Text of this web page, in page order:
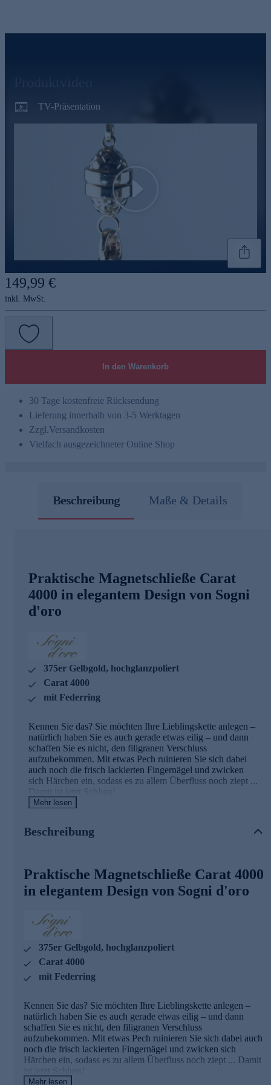
TV-Präsentation
Play
149,99 €
inkl. MwSt.
In den Warenkorb
30 Tage kostenfreie Rücksendung
Lieferung innerhalb von 3-5 Werktagen
Zzgl.Versandkosten
Vielfach ausgezeichneter Online Shop
Beschreibung Maße & Details
Praktische Magnetschließe Carat
4000 in elegantem Design von Sogni
d'oro
375er Gelbgold, hochglanzpoliert
Carat 4000
mit Federring
Kennen Sie das? Sie möchten Ihre Lieblingskette anlegen –
natürlich haben Sie es auch gerade etwas eilig – und dann
schaffen Sie es nicht, den filigranen Verschluss
aufzubekommen. Mit etwas Pech ruinieren Sie sich dabei
auch noch die frisch lackierten Fingernägel und zwicken
sich Härchen ein, sodass es zu allem Überfluss noch ziept ...
Damit ist jetzt Schluss!
Feines Design in 375er Gelbgold
starken Magnetkraft für einen sicheren Halt. Dabei brauchen
Sie die beiden Magnetkontakte nur noch aneinander legen
oder auseinander ziehen – spielend einfach!
Das wunderschöne Design der Magnetschließe sorgt zudem
dafür, dass die Kette ruhig einmal verrutschen darf, ohne
dass es die elegante Optik Ihres Schmuckstücks mindern
würde. Gefertigt aus feinem 375er Gelbgold und mit einem
wertigen Glanz versehen, ist diese Schließe ein wahrer
Blickfang!
Magnetschließen: Mit einem Handgriff
angelegt
Die Magnetschließe ist mit fast jeder Kette und fast jedem
Armband kombinierbar – ausgenommen Kastenschlösser.
Einmal integriert, beenden die praktischen Magnetschließen
das lästige, zeitaufwendige „Herumfummeln“ beim
Mehr lesen
Beschreibung
Praktische Magnetschließe Carat 4000
in elegantem Design von Sogni d'oro
375er Gelbgold, hochglanzpoliert
Carat 4000
mit Federring
Kennen Sie das? Sie möchten Ihre Lieblingskette anlegen –
natürlich haben Sie es auch gerade etwas eilig – und dann
schaffen Sie es nicht, den filigranen Verschluss
aufzubekommen. Mit etwas Pech ruinieren Sie sich dabei auch
noch die frisch lackierten Fingernägel und zwicken sich
Härchen ein, sodass es zu allem Überfluss noch ziept ... Damit
ist jetzt Schluss!
Mehr lesen